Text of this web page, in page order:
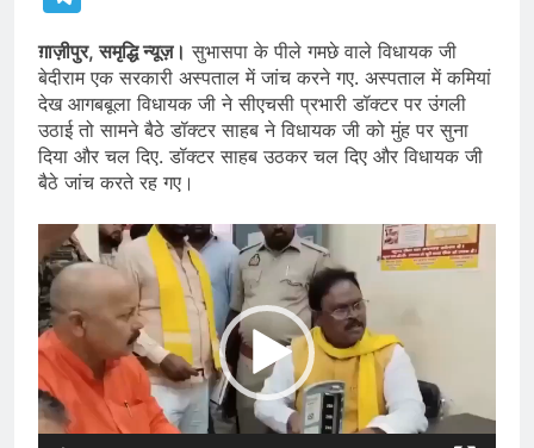
ग़ाज़ीपुर, समृद्धि न्यूज़। सुभासपा के पीले गमछे वाले विधायक जी
बेदीराम एक सरकारी अस्पताल में जांच करने गए. अस्पताल में कमियां
देख आगबबूला विधायक जी ने सीएचसी प्रभारी डॉक्टर पर उंगली
उठाई तो सामने बैठे डॉक्टर साहब ने विधायक जी को मुंह पर सुना
दिया और चल दिए. डॉक्टर साहब उठकर चल दिए और विधायक जी
बैठे जांच करते रह गए।
Video
Player